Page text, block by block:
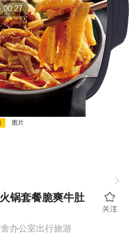
00:27
图片
锅套餐脆爽牛肚
办公室出行旅游